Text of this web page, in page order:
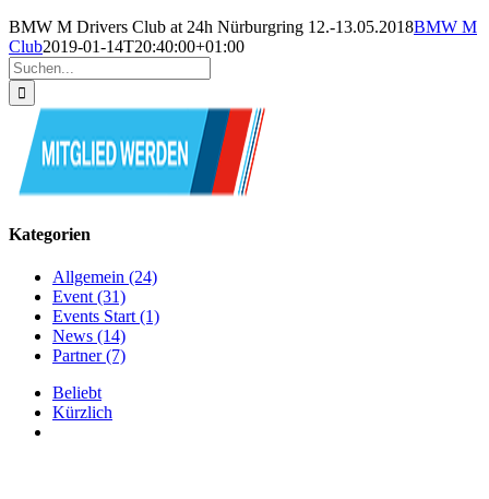
BMW M Drivers Club at 24h Nürburgring 12.-13.05.2018BMW M
Club2019-01-14T20:40:00+01:00
Suche
nach:
Kategorien
Allgemein (24)
Event (31)
Events Start (1)
News (14)
Partner (7)
Beliebt
Kürzlich